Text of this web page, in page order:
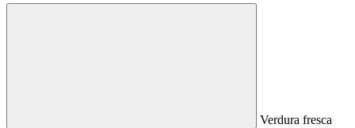
Verdura fresca